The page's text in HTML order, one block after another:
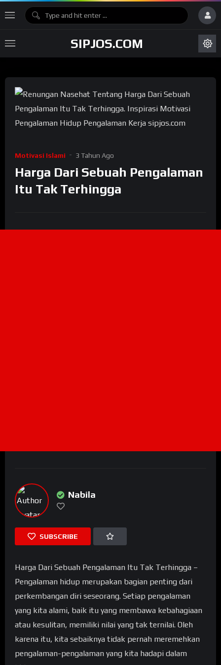
SIPJOS.COM
Motivasi Islami 3 Tahun Ago
Harga Dari Sebuah Pengalaman
Itu Tak Terhingga
Nabila
SUBSCRIBE
Harga Dari Sebuah Pengalaman Itu Tak Terhingga –
Pengalaman hidup merupakan bagian penting dari
perkembangan diri seseorang. Setiap pengalaman
yang kita alami, baik itu yang membawa kebahagiaan
atau kesulitan, memiliki nilai yang tak ternilai. Oleh
karena itu, kita sebaiknya tidak pernah meremehkan
pengalaman-pengalaman yang kita hadapi dalam